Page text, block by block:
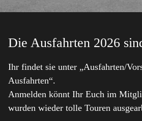
Die Ausfahrten 2026
Ihr findet sie unter „Ausfahrten/
Ausfahrten“.
Anmelden könnt Ihr Euch im
wurden wieder tolle Touren